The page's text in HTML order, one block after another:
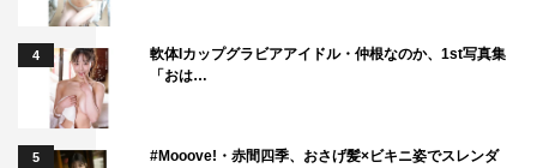
4
軟体Iカップグラビアアイドル・仲根なのか、1st写真集
「おは…
5
#Mooove!・赤間四季、おさげ髪×ビキニ姿でスレンダ